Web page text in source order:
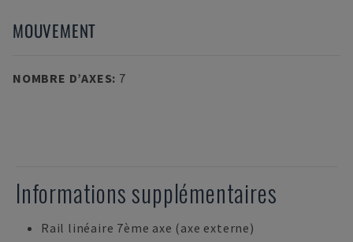
MOUVEMENT
NOMBRE D’AXES: 7
Informations supplémentaires
Rail linéaire 7ème axe (axe externe)